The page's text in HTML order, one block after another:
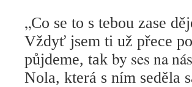
„Co se to s tebou zase
Vždyť jsem ti už přece
půjdeme, tak by ses na
Nola, která s ním seděla